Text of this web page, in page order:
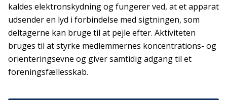
kaldes elektronskydning og fungerer ved, at et apparat
udsender en lyd i forbindelse med sigtningen, som
deltagerne kan bruge til at pejle efter. Aktiviteten
bruges til at styrke medlemmernes koncentrations- og
orienteringsevne og giver samtidig adgang til et
foreningsfællesskab.
Tilmeld nyhedsbrev
De seneste nyheder om TrygFondens og TryghedsGruppens
aktiviteter direkte i din indbakke.
Tilmeld